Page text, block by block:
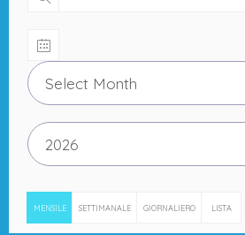
Select Month
2026
MENSILE SETTIMANALE GIORNALIERO LISTA